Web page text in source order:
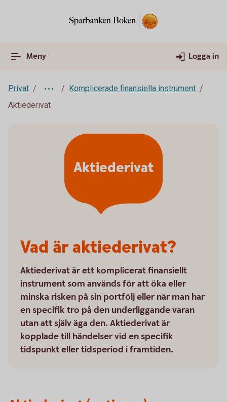
Meny Logga in
Privat
Komplicerade finansiella instrument
Aktiederivat
Vad är aktiederivat?
Aktiederivat är ett komplicerat finansiellt
instrument som används för att öka eller
minska risken på sin portfölj eller när man har
en specifik tro på den underliggande varan
utan att själv äga den. Aktiederivat är
kopplade till händelser vid en specifik
tidspunkt eller tidsperiod i framtiden.
Aktiederivat